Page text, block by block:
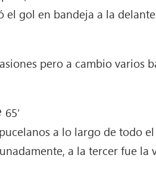
gol en bandeja a la
pero a cambio varios
65′
a lo largo de todo
a la tercer fue la